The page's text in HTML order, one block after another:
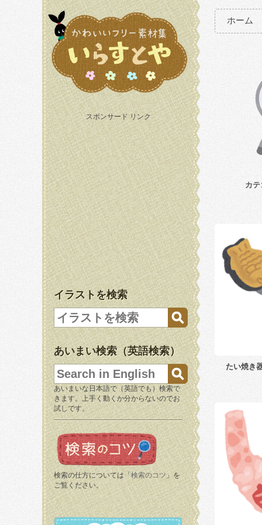
スポンサード リンク
イラストを検索
あいまい検索（英語検索）
あいまいな日本語で（英語でも）検索で
きます。上手く動くか分からないのでお
試しです。
検索の仕方については「 検索のコツ 」を
ご覧ください。
ホーム
カ
たい焼き